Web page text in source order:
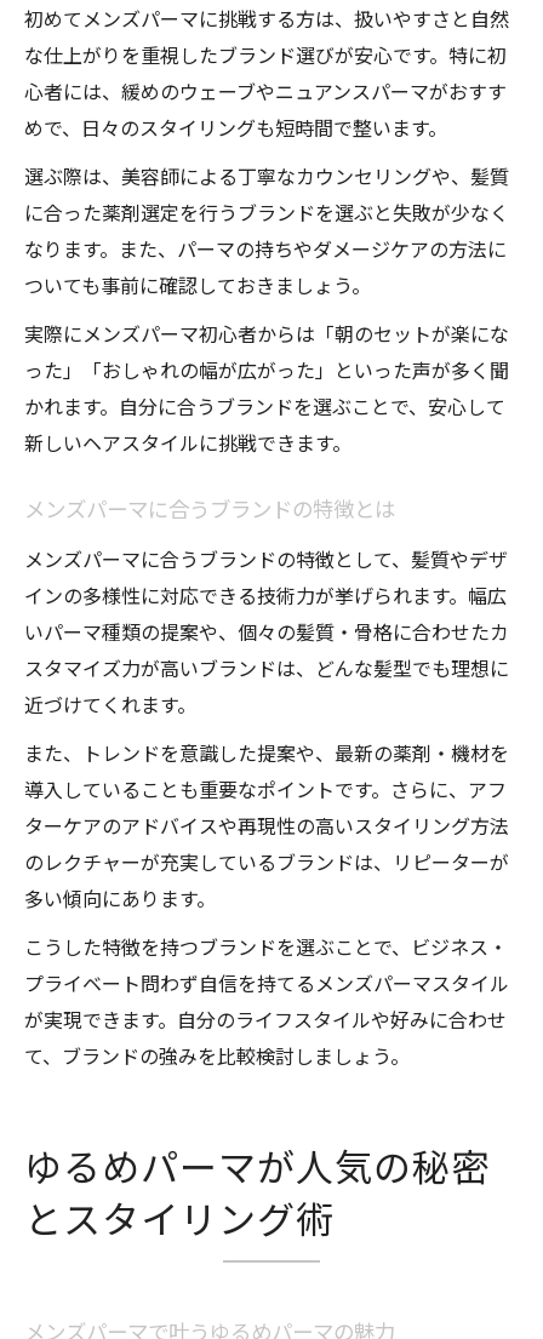
初めてメンズパーマに挑戦する方は、扱いやすさと自然
な仕上がりを重視したブランド選びが安心です。特に初
心者には、緩めのウェーブやニュアンスパーマがおすす
めで、日々のスタイリングも短時間で整います。
選ぶ際は、美容師による丁寧なカウンセリングや、髪質
に合った薬剤選定を行うブランドを選ぶと失敗が少なく
なります。また、パーマの持ちやダメージケアの方法に
ついても事前に確認しておきましょう。
実際にメンズパーマ初心者からは「朝のセットが楽にな
った」「おしゃれの幅が広がった」といった声が多く聞
かれます。自分に合うブランドを選ぶことで、安心して
新しいヘアスタイルに挑戦できます。
メンズパーマに合うブランドの特徴とは
メンズパーマに合うブランドの特徴として、髪質やデザ
インの多様性に対応できる技術力が挙げられます。幅広
いパーマ種類の提案や、個々の髪質・骨格に合わせたカ
スタマイズ力が高いブランドは、どんな髪型でも理想に
近づけてくれます。
また、トレンドを意識した提案や、最新の薬剤・機材を
導入していることも重要なポイントです。さらに、アフ
ターケアのアドバイスや再現性の高いスタイリング方法
のレクチャーが充実しているブランドは、リピーターが
多い傾向にあります。
こうした特徴を持つブランドを選ぶことで、ビジネス・
プライベート問わず自信を持てるメンズパーマスタイル
が実現できます。自分のライフスタイルや好みに合わせ
て、ブランドの強みを比較検討しましょう。
ゆるめパーマが人気の秘密
とスタイリング術
メンズパーマで叶うゆるめパーマの魅力